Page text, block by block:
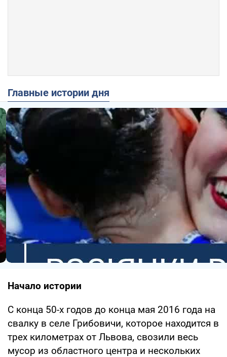
Главные истории дня
Начало истории
С конца 50-х годов до конца мая 2016 года на
свалку в селе Грибовичи, которое находится в
трех километрах от Львова, свозили весь
мусор из областного центра и нескольких